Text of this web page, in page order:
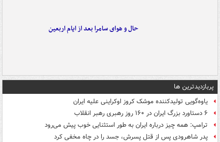
حال و هوای سامرا بعد از ایام اربعین
پربازدیدترین ها
یاوه‌گویی تولیدکننده موشک کروز اوکراینی علیه ایران
۶ دستاورد بزرگ ایران در ۱۶۰ روز رهبری رهبر انقلاب
ترامپ: همه چیز درباره ایران به طور استثنایی خوب پیش می‌رود
پدر شاهرودی پس از قتل پسرش، جسد را در چاه مخفی کرد